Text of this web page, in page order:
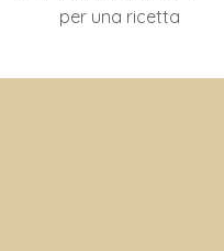
successivo:
per una ricetta